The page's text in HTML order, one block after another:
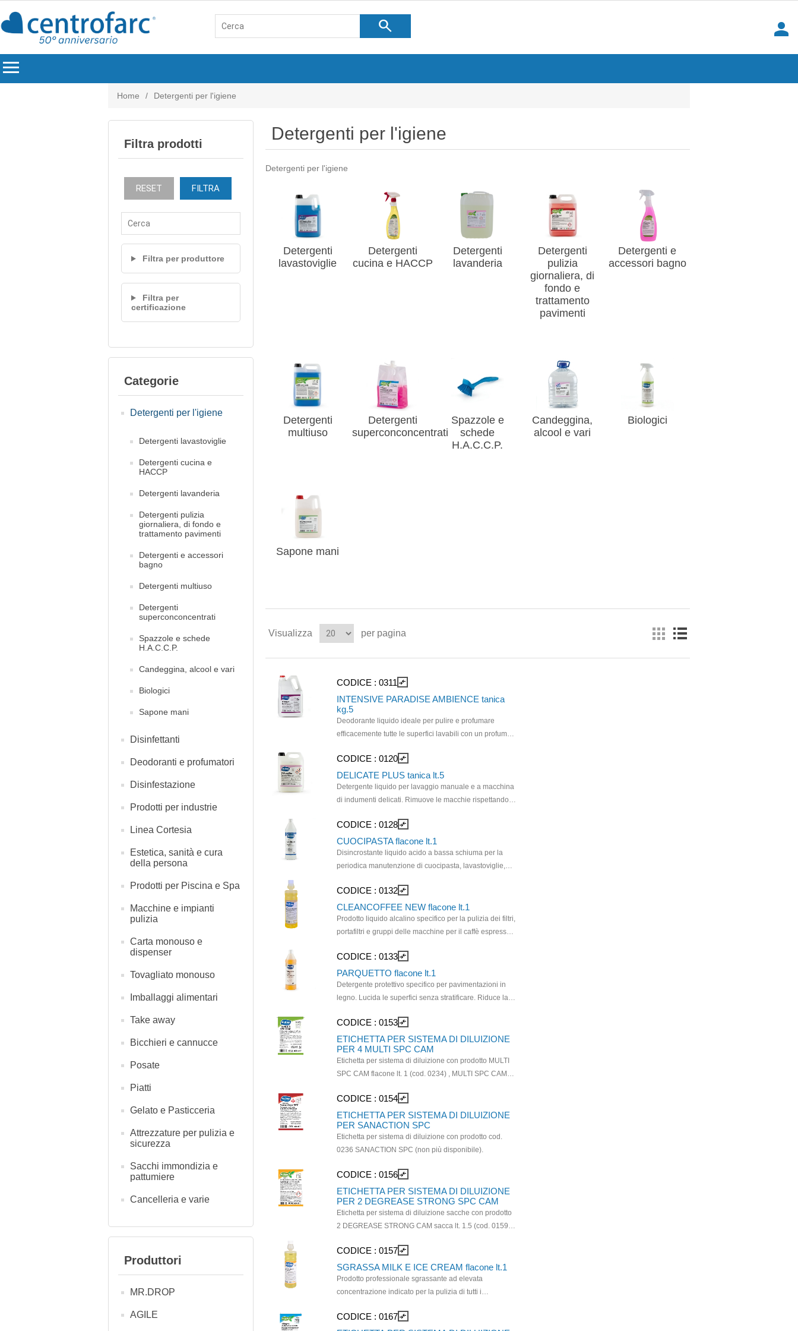
search
person
menu
Home / Detergenti per l'igiene
Filtra prodotti
RESET FILTRA
Filtra per produttore
Filtra per
certificazione
Categorie
Detergenti per l'igiene
Detergenti lavastoviglie
Detergenti cucina e
HACCP
Detergenti lavanderia
Detergenti pulizia
giornaliera, di fondo e
trattamento pavimenti
Detergenti e accessori
bagno
Detergenti multiuso
Detergenti
superconconcentrati
Spazzole e schede
H.A.C.C.P.
Candeggina, alcool e vari
Biologici
Sapone mani
Disinfettanti
Deodoranti e profumatori
Disinfestazione
Prodotti per industrie
Linea Cortesia
Estetica, sanità e cura
della persona
Prodotti per Piscina e Spa
Macchine e impianti
pulizia
Carta monouso e
dispenser
Tovagliato monouso
Imballaggi alimentari
Take away
Bicchieri e cannucce
Posate
Piatti
Gelato e Pasticceria
Attrezzature per pulizia e
sicurezza
Sacchi immondizia e
pattumiere
Cancelleria e varie
Produttori
MR.DROP
AGILE
Detergenti per l'igiene
Detergenti per l'igiene
Detergenti
lavastoviglie
Detergenti
cucina e HACCP
Detergenti
lavanderia
Detergenti
pulizia
giornaliera, di
fondo e
trattamento
pavimenti
Detergenti e
accessori bagno
Detergenti
multiuso
Detergenti
superconconcentrati
Spazzole e
schede
H.A.C.C.P.
Candeggina,
alcool e vari
Biologici
Sapone mani
Visualizza per pagina
CODICE : 0311 compare_arrows
INTENSIVE PARADISE AMBIENCE tanica
kg.5
Deodorante liquido ideale per pulire e profumare
efficacemente tutte le superfici lavabili con un profumo
necessita di risciacquo e la sua profumoazione persiste
per molte ore. Utilizzo: alberghi, comunità, mense,
spogliatoi, interni auto
CODICE : 0120 compare_arrows
DELICATE PLUS tanica lt.5
Detergente liquido per lavaggio manuale e a macchina
di indumenti delicati. Rimuove le macchie rispettando
dona una piacevole profumazione ai tessuti. Il prodotto
è confezionato in tanica di polietilene alta densità
riciclato (RPEHD) al 58,5% e cartone di carta riciclata al
70%.
CODICE : 0128 compare_arrows
CUOCIPASTA flacone lt.1
Disincrostante liquido acido a bassa schiuma per la
periodica manutenzione di cuocipasta, lavastoviglie,
pavimenti e di tutte le superfici resistenti agli acidi.
Ideale per rimuovere efficacemente calcare e residui di
sporco alimentare. Formulato con inibitori di corrosione,
disincrosta senza rovinare gli impianti.
CODICE : 0132 compare_arrows
CLEANCOFFEE NEW flacone lt.1
Prodotto liquido alcalino specifico per la pulizia dei filtri,
portafiltri e gruppi delle macchine per il caffè espresso
agenti sequestranti, sospensivanti e antiridepositanti, a
forte azione detergente ed a basso tenore di schiuma.
Elimina residui di caffè, garantendo una completa
pulizia. Il prodotto è confezionato in cartone di carta
CODICE : 0133 compare_arrows
PARQUETTO flacone lt.1
Detergente protettivo specifico per pavimentazioni in
legno. Lucida le superfici senza stratificare. Riduce la
pavimentazioni in legno oliate, oliate-incerate, sigillate
e per parquet prefabbricati e laminati. Formulato con
agente filmante, protegge gli angoli dalla penetrazione
dell’umidità per parquet laminati e prefabbricati e
riduce la formazione di impronte. Prodotto ricco di
gradevolmente profumato lascia una piacevole
sensazione di pulito nell’ambiente. Formulato a bassa
schiuma, quindi adatto anche per l’utilizzo con
macchine lavasciuga e monospazzola.
CODICE : 0153 compare_arrows
ETICHETTA PER SISTEMA DI DILUIZIONE
PER 4 MULTI SPC CAM
Etichetta per sistema di diluizione con prodotto MULTI
SPC CAM flacone lt. 1 (cod. 0234) , MULTI SPC CAM
(cod. 0161)
CODICE : 0154 compare_arrows
ETICHETTA PER SISTEMA DI DILUIZIONE
PER SANACTION SPC
Etichetta per sistema di diluizione con prodotto cod.
0236 SANACTION SPC (non più disponibile).
CODICE : 0156 compare_arrows
ETICHETTA PER SISTEMA DI DILUIZIONE
PER 2 DEGREASE STRONG SPC CAM
Etichetta per sistema di diluizione sacche con prodotto
2 DEGREASE STRONG CAM sacca lt. 1.5 (cod. 0159)
0231).
CODICE : 0157 compare_arrows
SGRASSA MILK E ICE CREAM flacone lt.1
Prodotto professionale sgrassante ad elevata
concentrazione indicato per la pulizia di tutti i
montata e di altre attrezzature presenti nelle aree di
CODICE : 0167 compare_arrows